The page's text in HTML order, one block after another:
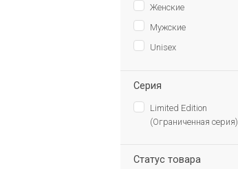
Женские
Мужские
Unisex
Серия
Limited Edition
(Ограниченная серия)
Статус товара